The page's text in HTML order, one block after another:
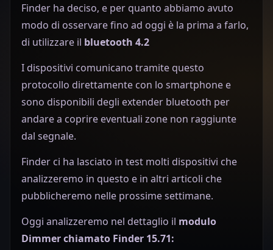
Finder ha deciso, e per quanto abbiamo avuto
modo di osservare fino ad oggi è la prima a farlo,
di utilizzare il bluetooth 4.2
I dispositivi comunicano tramite questo
protocollo direttamente con lo smartphone e
sono disponibili degli extender bluetooth per
andare a coprire eventuali zone non raggiunte
dal segnale.
Finder ci ha lasciato in test molti dispositivi che
analizzeremo in questo e in altri articoli che
pubblicheremo nelle prossime settimane.
Oggi analizzeremo nel dettaglio il modulo
Dimmer chiamato Finder 15.71: